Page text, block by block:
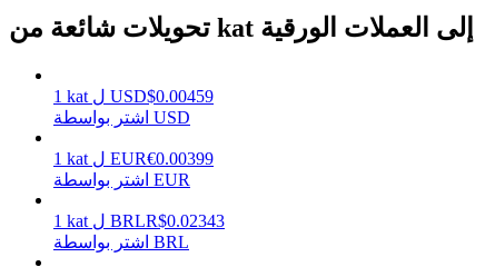
دليل المبتدئين للعقود الآجلة
استراتيجيات التداول
تحويلات شائعة من kat إلى العملات الورقية
1 kat ل USD$0.00459
اشتر بواسطة USD
1 kat ل EUR€0.00399
اشتر بواسطة EUR
1 kat ل BRLR$0.02343
اشتر بواسطة BRL